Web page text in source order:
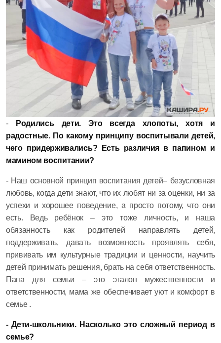
-
Родились дети. Это всегда хлопоты, хотя и
радостные. По какому принципу воспитывали детей,
чего придерживались? Есть различия в папином и
мамином воспитании?
- Наш основной принцип воспитания детей– безусловная
любовь, когда дети знают, что их любят ни за оценки, ни за
успехи и хорошее поведение, а просто потому, что они
есть. Ведь ребёнок – это тоже личность, и наша
обязанность как родителей направлять детей,
поддерживать, давать возможность проявлять себя,
прививать им культурные традиции и ценности, научить
детей принимать решения, брать на себя ответственность.
Папа для семьи – это эталон мужественности и
ответственности, мама же обеспечивает уют и комфорт в
семье .
- Дети-школьники. Насколько это сложный период в
семье?